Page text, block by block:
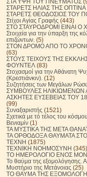
ΣΤΑΡΕΤΣ ΗΛΙΑΣ ΤΗΣ ΟΠΤΙΝΑ
ΣΤΑΡΕΤΣ ΘΕΟΔΟΣΙΟΣ ΤΟΥ
Στίχοι Αγίας Γραφής (443)
ΣΤΟ ΣΤΑΥΡΟΔΡΟΜΙ ΕΙΝΑΙ Ο
Στοιχεία για την ύπαρξη της
επιζώντων. (5)
ΣΤΟΝ ΔΡΟΜΟ ΑΠΟ ΤΟ
(63)
ΣΤΟΥΣ ΤΕΙΧΟΥΣ ΤΗΣ
ΦΟΥΝΤΕΛ (83)
Στοχασμοί για την Αθάνατη
(Κρεστιάνκιν). (12)
Συζητήσεις των Μεγάλων
ΣΥΜΒΟΥΛΕΣ ΗΛΙΚΙΩΜΕΝΩΝ
ΑΣΚΗΤΕΣ ΕΥΣΕΒΕΙΑΣ ΤΟΥ
(99)
Συναξαριστής (1521)
Σχετικά με τό τέλος του
Βενιαμίν (1)
ΤΑ ΜΥΣΤΙΚΑ ΤΗΣ ΜΕΤΑ
ΤΑ ΟΡΘΟΔΟΞΑ ΘΑΥΜΑΤΑ
ΤΕΧΝΗ (1875)
ΤΕΧΝΙΚΗ ΝΟΗΜΟΣΥΝΗ (345)
ΤΟ ΗΜΕΡΟΛΟΓΙΟ ΕΝΟΣ
Το θαύμα της εξομολόγησης.
Μυστήριο της Μετάνοιας (25)
ΤΟ ΘΑΥΜΑ ΤΗΣ